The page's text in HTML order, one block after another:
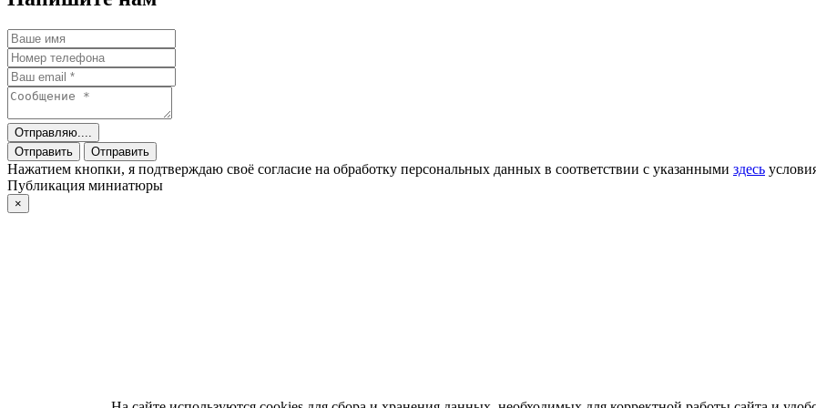
Отправляю....
Отправить
Отправить
Нажатием кнопки, я подтверждаю своё согласие на обработку персональных данных в соответствии с указанными здесь
Публикация миниатюры
×